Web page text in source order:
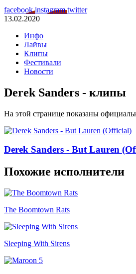
facebookinstagramtwitter
13.02.2020
Инфо
Лайвы
Клипы
Фестивали
Новости
Derek Sanders - клипы
На этой странице показаны
Derek Sanders - But Lauren
Похожие исполнители
The Boomtown Rats
Sleeping With Sirens